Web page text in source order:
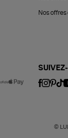
Nos offres
©